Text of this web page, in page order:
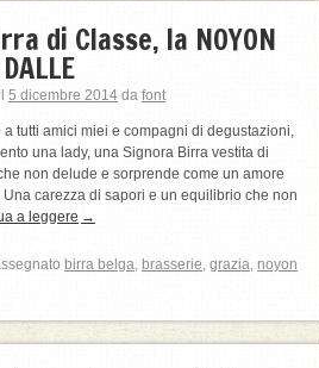
di Classe, la NOYON
5 dicembre 2014 da font
a tutti amici miei e compagni di degustazioni,
una lady, una Signora Birra vestita di
non delude e sorprende come un amore
Una carezza di sapori e un equilibrio che non
a leggere →
birra belga, brasserie, grazia, noyon